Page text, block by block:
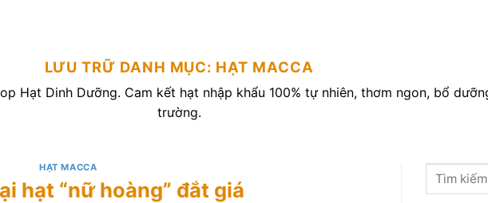
LƯU TRỮ DANH MỤC: HẠT MACCA
Hạt Dinh Dưỡng. Cam kết hạt nhập khẩu 100% tự nhiên, thơm ngon, bổ
trường.
HẠT MACCA
hạt “nữ hoàng” đắt giá